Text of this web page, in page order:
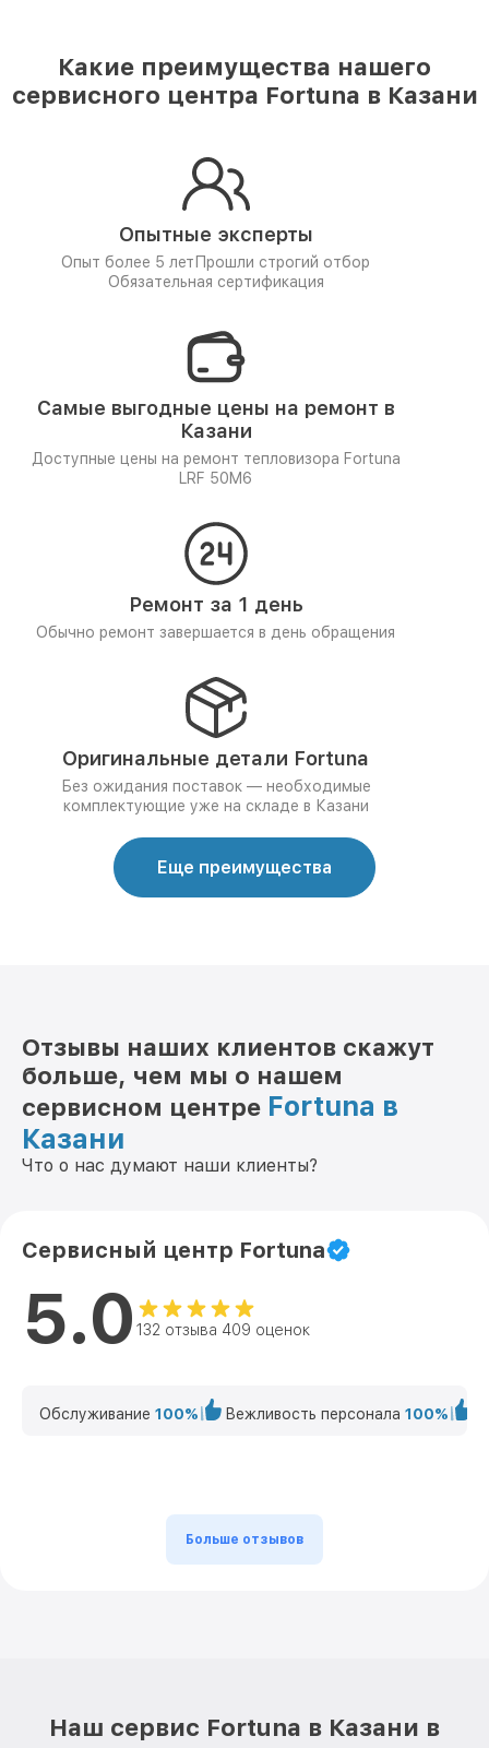
Какие преимущества нашего
сервисного центра Fortuna в Казани
Опытные эксперты
Опыт более 5 лет Прошли строгий отбор
Обязательная сертификация
Самые выгодные цены на ремонт в
Казани
Доступные цены на ремонт тепловизора Fortuna
LRF 50M6
Ремонт за 1 день
Обычно ремонт завершается в день обращения
Оригинальные детали Fortuna
Без ожидания поставок — необходимые
комплектующие уже на складе в Казани
Еще преимущества
Отзывы наших клиентов скажут
больше, чем мы о нашем
сервисном центре Fortuna в
Казани
Что о нас думают наши клиенты?
Сервисный центр Fortuna
5.0 132 отзыва 409 оценок
Обслуживание 100% Вежливость персонала 100%
Больше отзывов
Наш сервис Fortuna в Казани в